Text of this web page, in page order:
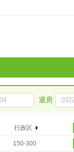
退房
行政区
150-300